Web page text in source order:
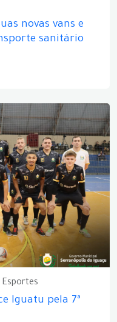
novas vans e
sanitário
Esportes
Iguatu pela 7ª